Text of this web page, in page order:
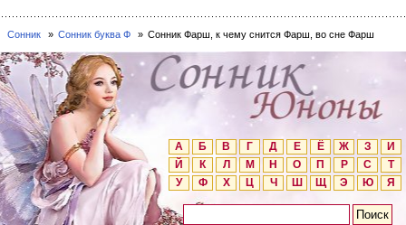
Сонник Сонник буква Ф Сонник Фарш, к чему снится Фарш, во сне Фарш
А Б В Г Д Е Ё Ж З
И
Й
К Л М Н О П Р С
Т
У
Ф Х Ц Ч Ш Щ Э Ю Я